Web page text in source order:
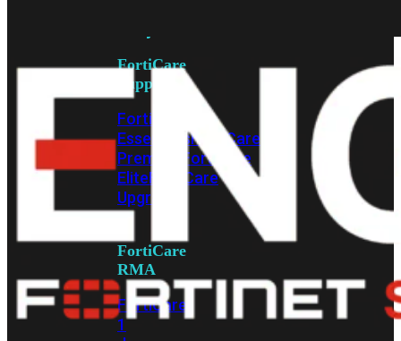
FortiCare
Support
FortiCare
EssentialsFortiCare
Premium
FortiCare
EliteFortiCare
Upgrades
FortiCare
RMA
FortiCare
1